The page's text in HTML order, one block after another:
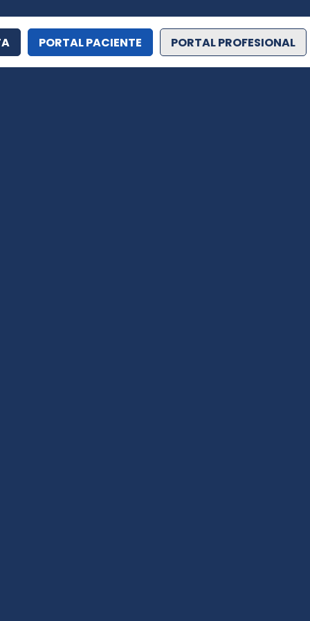
PORTAL PACIENTE PORTAL PROFESIONAL